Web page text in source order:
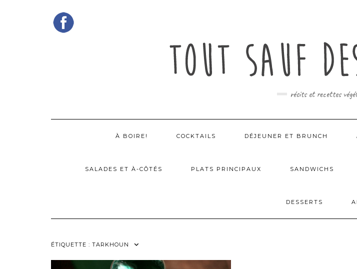
récits et recettes
À BOIRE! COCKTAILS DÉJEUNER ET BRUNCH
SALADES ET À-CÔTÉS PLATS PRINCIPAUX SANDWICHS
DESSERTS
ÉTIQUETTE : TARKHOUN